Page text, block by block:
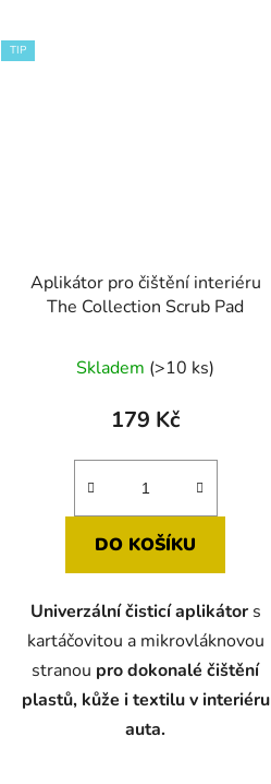
TIP
Aplikátor pro čištění interiéru
The Collection Scrub Pad
hodnocení
produktu
5,0
z
hvězdiček.
Skladem (>10 ks)
179 Kč
DO KOŠÍKU
Univerzální čisticí aplikátors
kartáčovitou a mikrovláknovou
stranou pro dokonalé čištění
plastů, kůže i textilu v interiéru
auta.